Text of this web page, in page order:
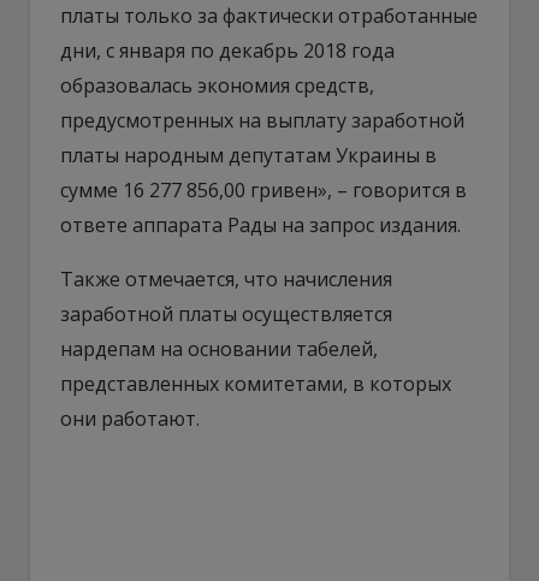
платы только за фактически отработанные
дни, с января по декабрь 2018 года
образовалась экономия средств,
предусмотренных на выплату заработной
платы народным депутатам Украины в
сумме 16 277 856,00 гривен», – говорится в
ответе аппарата Рады на запрос издания.
Также отмечается, что начисления
заработной платы осуществляется
нардепам на основании табелей,
представленных комитетами, в которых
они работают.